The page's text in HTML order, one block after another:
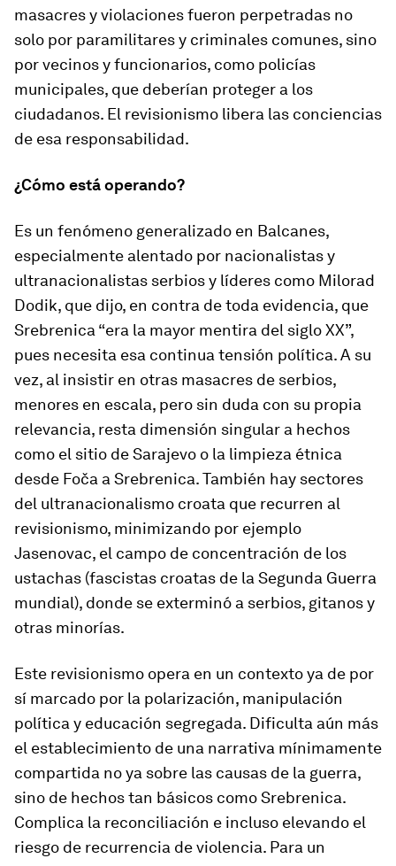
masacres y violaciones fueron perpetradas no
solo por paramilitares y criminales comunes, sino
por vecinos y funcionarios, como policías
municipales, que deberían proteger a los
ciudadanos. El revisionismo libera las conciencias
de esa responsabilidad.
¿Cómo está operando?
Es un fenómeno generalizado en Balcanes,
especialmente alentado por nacionalistas y
ultranacionalistas serbios y líderes como Milorad
Dodik, que dijo, en contra de toda evidencia, que
Srebrenica “era la mayor mentira del siglo XX”,
pues necesita esa continua tensión política. A su
vez, al insistir en otras masacres de serbios,
menores en escala, pero sin duda con su propia
relevancia, resta dimensión singular a hechos
como el sitio de Sarajevo o la limpieza étnica
desde Foča a Srebrenica. También hay sectores
del ultranacionalismo croata que recurren al
revisionismo, minimizando por ejemplo
Jasenovac, el campo de concentración de los
ustachas (fascistas croatas de la Segunda Guerra
mundial), donde se exterminó a serbios, gitanos y
otras minorías.
Este revisionismo opera en un contexto ya de por
sí marcado por la polarización, manipulación
política y educación segregada. Dificulta aún más
el establecimiento de una narrativa mínimamente
compartida no ya sobre las causas de la guerra,
sino de hechos tan básicos como Srebrenica.
Complica la reconciliación e incluso elevando el
riesgo de recurrencia de violencia. Para un